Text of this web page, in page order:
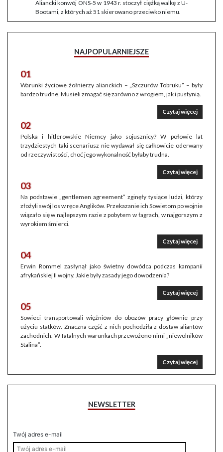
Aliancki konwój ONS-5 w 1943 r. stoczył ciężką walkę z U-
Bootami, z których aż 51 skierowano przeciwko niemu.
NAJPOPULARNIEJSZE
01
Warunki życiowe żołnierzy alianckich – „Szczurów Tobruku” – były
bardzo trudne. Musieli zmagać się zarówno z wrogiem, jak i pustynią.
Czytaj więcej
02
Polska i hitlerowskie Niemcy jako sojusznicy? W połowie lat
trzydziestych taki scenariusz nie wydawał się całkowicie oderwany
od rzeczywistości, choć jego wykonalność byłaby trudna.
Czytaj więcej
03
Na podstawie „gentlemen agreement” zginęły tysiące ludzi, którzy
złożyli swój los w ręce Anglików. Przekazanie ich Sowietom po wojnie
wiązało się w najlepszym razie z pobytem w łagrach, w najgorszym z
wyrokiem śmierci.
Czytaj więcej
04
Erwin Rommel zasłynął jako świetny dowódca podczas kampanii
afrykańskiej II wojny. Jakie były zasady jego dowodzenia?
Czytaj więcej
05
Sowieci transportowali więźniów do obozów pracy głównie przy
użyciu statków. Znaczna część z nich pochodziła z dostaw aliantów
zachodnich. W fatalnych warunkach przewożono nimi „niewolników
Stalina”.
Czytaj więcej
NEWSLETTER
Twój adres e-mail